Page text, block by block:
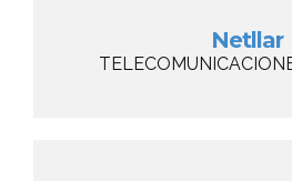
Netllar